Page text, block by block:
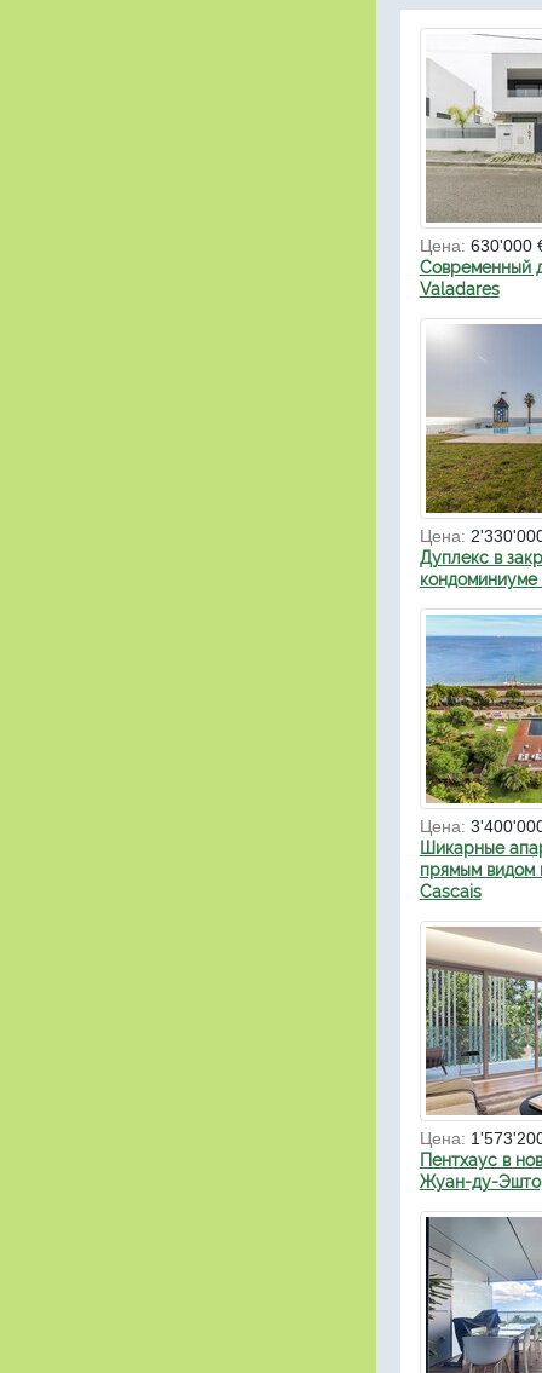
Цена: 630'000
Современный
Valadares
Цена:
Дуплекс в
кондоминиуме
Цена:
Шикарные
прямым видом
Cascais
Цена:
Пентхаус в
Жуан-ду-